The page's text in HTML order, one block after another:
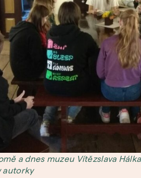
a dnes muzeu Vítězslava
autorky